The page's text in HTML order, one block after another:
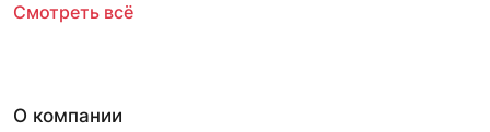
Смотреть всё
О компании